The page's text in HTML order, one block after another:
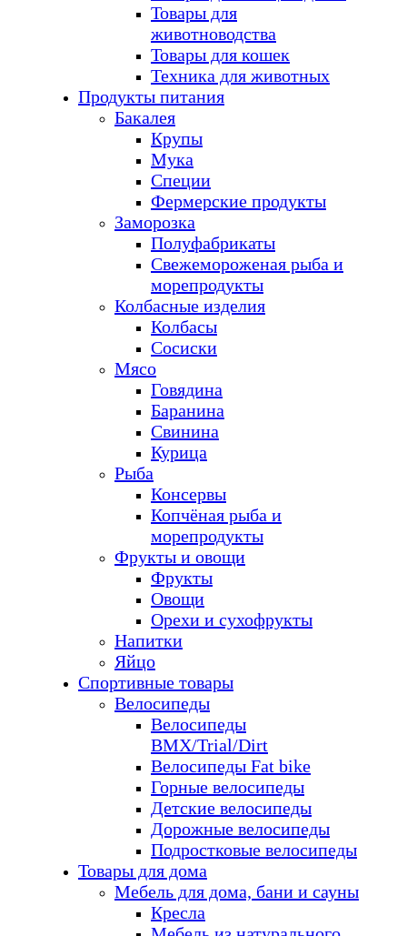
Товары для
животноводства
Товары для кошек
Техника для животных
Продукты питания
Бакалея
Крупы
Мука
Специи
Фермерские продукты
Заморозка
Полуфабрикаты
Свежемороженая рыба и
морепродукты
Колбасные изделия
Колбасы
Сосиски
Мясо
Говядина
Баранина
Свинина
Курица
Рыба
Консервы
Копчёная рыба и
морепродукты
Фрукты и овощи
Фрукты
Овощи
Орехи и сухофрукты
Напитки
Яйцо
Спортивные товары
Велосипеды
Велосипеды
BMX/Trial/Dirt
Велосипеды Fat bike
Горные велосипеды
Детские велосипеды
Дорожные велосипеды
Подростковые велосипеды
Товары для дома
Мебель для дома, бани и сауны
Кресла